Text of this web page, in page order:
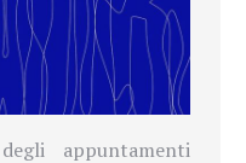
appuntamenti